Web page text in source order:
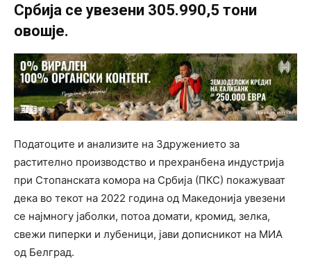
Србија се увезени 305.990,5 тони
овошје.
Податоците и анализите на Здружението за
растително производство и прехранбена индустрија
при Стопанската комора на Србија (ПКС) покажуваат
дека во текот на 2022 година од Македонија увезени
се најмногу јаболки, потоа домати, кромид, зелка,
свежи пиперки и лубеници, јави дописникот на МИА
од Белград.